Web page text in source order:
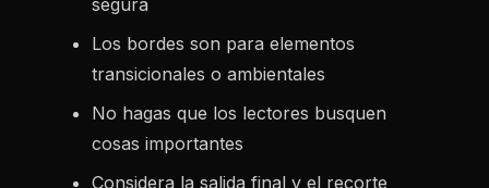
segura
Los bordes son para elementos
transicionales o ambientales
No hagas que los lectores busquen
cosas importantes
Considera la salida final y el recorte